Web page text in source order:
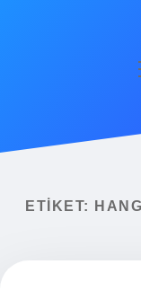
Yasal Uyarı
ETIKET: